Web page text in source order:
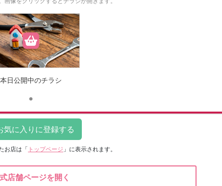
本日公開中のチラシ
お店は 「 トップページ 」に表示されます。
店舗ページを開く